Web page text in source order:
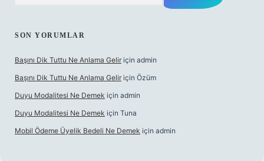
SON YORUMLAR
Başını Dik Tuttu Ne Anlama Gelir için admin
Başını Dik Tuttu Ne Anlama Gelir için Özüm
Duyu Modalitesi Ne Demek için admin
Duyu Modalitesi Ne Demek için Tuna
Mobil Ödeme Üyelik Bedeli Ne Demek için admin